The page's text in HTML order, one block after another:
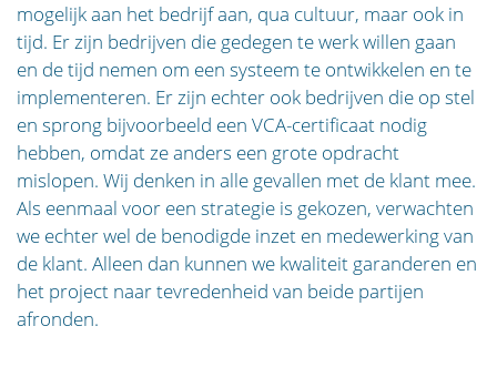
mogelijk aan het bedrijf aan, qua cultuur, maar ook in
tijd. Er zijn bedrijven die gedegen te werk willen gaan
en de tijd nemen om een systeem te ontwikkelen en te
implementeren. Er zijn echter ook bedrijven die op stel
en sprong bijvoorbeeld een VCA-certificaat nodig
hebben, omdat ze anders een grote opdracht
mislopen. Wij denken in alle gevallen met de klant mee.
Als eenmaal voor een strategie is gekozen, verwachten
we echter wel de benodigde inzet en medewerking van
de klant. Alleen dan kunnen we kwaliteit garanderen en
het project naar tevredenheid van beide partijen
afronden.